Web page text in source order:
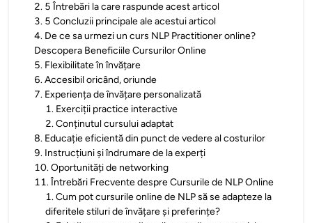
2. 5 Întrebări la care raspunde acest articol
3. 5 Concluzii principale ale acestui articol
4. De ce sa urmezi un curs NLP Practitioner online?
Descopera Beneficiile Cursurilor Online
5. Flexibilitate în învățare
6.Accesibil oricând, oriunde
7. Experiența de învățare personalizată
1. Exerciții practice interactive
2.Conținutul cursului adaptat
8. Educație eficientă din punct de vedere al costurilor
9. Instrucțiuni și îndrumare de la experți
10.Oportunități de networking
11.Întrebări Frecvente despre Cursurile de NLP Online
1.Cum pot cursurile online de NLP să se adapteze la
diferitele stiluri de învățare și preferințe?